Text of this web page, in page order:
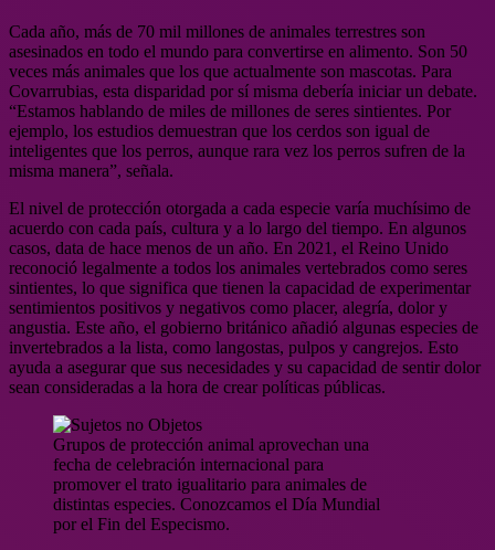
Cada año, más de 70 mil millones de animales terrestres son
asesinados en todo el mundo para convertirse en alimento. Son 50
veces más animales que los que actualmente son mascotas. Para
Covarrubias, esta disparidad por sí misma debería iniciar un debate.
“Estamos hablando de miles de millones de seres sintientes. Por
ejemplo, los estudios demuestran que los cerdos son igual de
inteligentes que los perros, aunque rara vez los perros sufren de la
misma manera”, señala.
El nivel de protección otorgada a cada especie varía muchísimo de
acuerdo con cada país, cultura y a lo largo del tiempo. En algunos
casos, data de hace menos de un año. En 2021, el Reino Unido
reconoció legalmente a todos los animales vertebrados como seres
sintientes, lo que significa que tienen la capacidad de experimentar
sentimientos positivos y negativos como placer, alegría, dolor y
angustia. Este año, el gobierno británico añadió algunas especies de
invertebrados a la lista, como langostas, pulpos y cangrejos. Esto
ayuda a asegurar que sus necesidades y su capacidad de sentir dolor
sean consideradas a la hora de crear políticas públicas.
Grupos de protección animal aprovechan una
fecha de celebración internacional para
promover el trato igualitario para animales de
distintas especies. Conozcamos el Día Mundial
por el Fin del Especismo.